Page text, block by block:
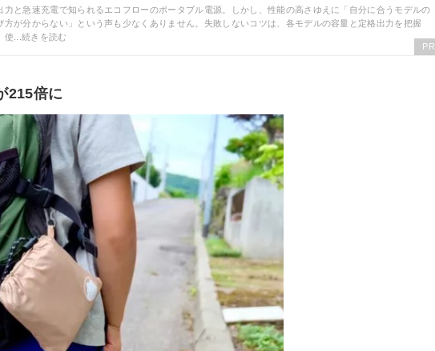
力と急速充電で知られるエコフローのポータブル電源。しかし、性能の高さゆえに「自分に合うモデルの
方が分からない」という声も少なくありません。失敗しないコツは、各モデルの容量と定格出力を把握
使...続きを読む
PR
215倍に